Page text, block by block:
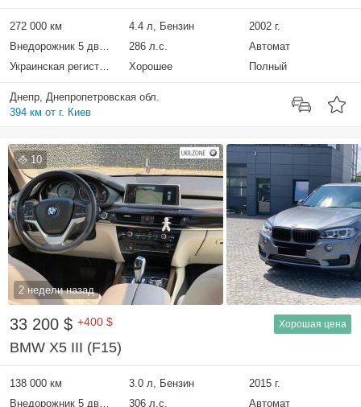
272 000 км 4.4 л, Бензин
2002 г.
Внедорожник 5 дверей
286 л.с.
Автомат
Украинская регистрация
Хорошее Полный
Днепр, Днепропетровская обл.
394 км от г. Киев
10
2 недели назад
33 200 $ +400 $ Хорошая цена
BMW X5 III (F15)
138 000 км 3.0 л, Бензин
2015 г.
Внедорожник 5 дверей
306 л.с.
Автомат